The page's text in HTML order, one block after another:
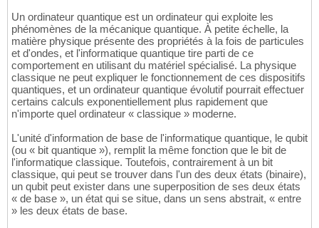
Un ordinateur quantique est un ordinateur qui exploite les
phénomènes de la mécanique quantique. À petite échelle, la
matière physique présente des propriétés à la fois de particules
et d'ondes, et l'informatique quantique tire parti de ce
comportement en utilisant du matériel spécialisé. La physique
classique ne peut expliquer le fonctionnement de ces dispositifs
quantiques, et un ordinateur quantique évolutif pourrait effectuer
certains calculs exponentiellement plus rapidement que
n'importe quel ordinateur « classique » moderne.
L'unité d'information de base de l'informatique quantique, le qubit
(ou « bit quantique »), remplit la même fonction que le bit de
l'informatique classique. Toutefois, contrairement à un bit
classique, qui peut se trouver dans l'un des deux états (binaire),
un qubit peut exister dans une superposition de ses deux états
« de base », un état qui se situe, dans un sens abstrait, « entre
» les deux états de base.